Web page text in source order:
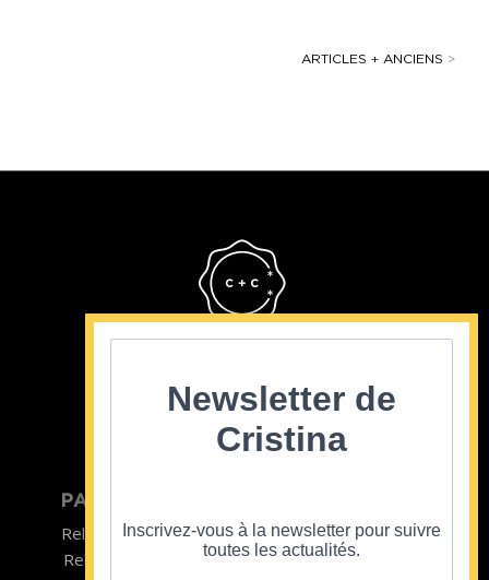
ARTICLES + ANCIENS >
PARTICULIER
Relooking homme
Relooking femme
Team Building
Newsletter de
Cristina
Inscrivez-vous à la newsletter pour suivre
toutes les actualités.